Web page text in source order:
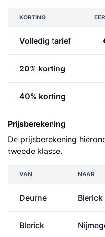
KORTING
Volledig tarief
20% korting
40% korting
Prijsberekening
De prijsberekening
tweede klasse.
VAN NAAR
Deurne Blerick
Blerick